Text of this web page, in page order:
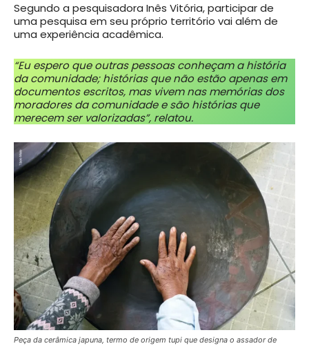
Segundo a pesquisadora Inês Vitória, participar de
uma pesquisa em seu próprio território vai além de
uma experiência acadêmica.
“Eu espero que outras pessoas conheçam a história
da comunidade; histórias que não estão apenas em
documentos escritos, mas vivem nas memórias dos
moradores da comunidade e são histórias que
merecem ser valorizadas”, relatou.
Peça da cerâmica japuna, termo de origem tupi que designa o assador de